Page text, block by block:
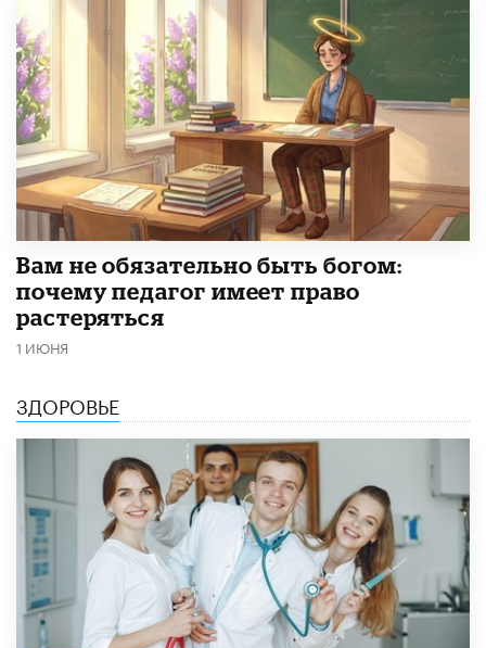
​Вам не обязательно быть богом:
почему педагог имеет право
растеряться
1 ИЮНЯ
ЗДОРОВЬЕ